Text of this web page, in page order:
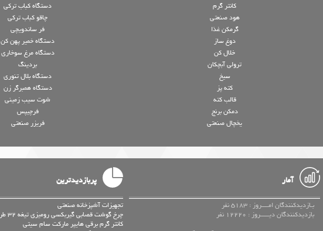
کانتر گرم
هود صنعتی
گرمکن غذا
دوغ ساز
خلال کن
ترولی آبچکان
سیخ
کته پز
قالب کته
دمکن برنج
یخچال صنعتی
دستگاه کباب ترکی
چاقو کباب ترکی
فر ساندویچی
دستگاه خمیر پهن کن
دستگاه مرغ سوخاری
بردینگ
دستگاه بلال تنوری
دستگاه همبرگر زن
شوت سیب زمینی
فرچیپس
فریزر صنعتی
آمار
بـازدیدکنندگان امــــروز : 5183 نفر
بازدیدکنندگان دیـــــروز : 12220 نفر
پربازدیدترین
تجهیزات آشپزخانه صنعتی
چرخ گوشت قصابی گیربکسی رومیزی تیغه 32 طرح امگا مارک Best
کانتر گرم برقی هایپر مارکت سام سیتی